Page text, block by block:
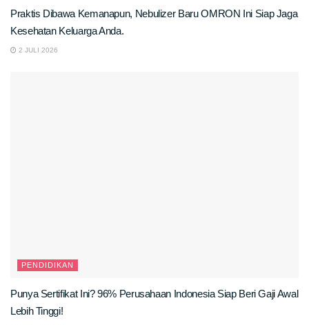
Praktis Dibawa Kemanapun, Nebulizer Baru OMRON Ini Siap Jaga
Kesehatan Keluarga Anda.
2 JULI 2026
PENDIDIKAN
Punya Sertifikat Ini? 96% Perusahaan Indonesia Siap Beri Gaji Awal
Lebih Tinggi!